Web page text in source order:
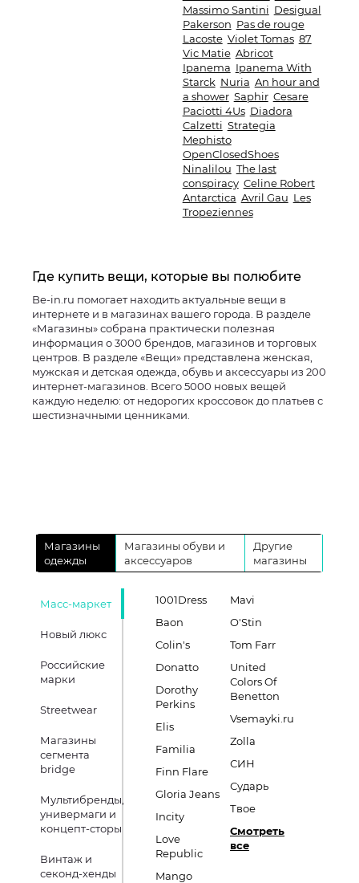
Massimo Santini Desigual
Pakerson Pas de rouge
Lacoste Violet Tomas 87
Vic Matie Abricot
Ipanema Ipanema With
Starck Nuria An hour and
a shower Saphir Cesare
Paciotti 4Us Diadora
Calzetti Strategia
Mephisto
OpenClosedShoes
Ninalilou The last
conspiracy Celine Robert
Antarctica Avril Gau Les
Tropeziennes
Где купить вещи, которые вы полюбите
Be-in.ru помогает находить актуальные вещи в
интернете и в магазинах вашего города. В разделе
«Магазины» собрана практически полезная
информация о 3000 брендов, магазинов и торговых
центров. В разделе «Вещи» представлена женская,
мужская и детская одежда, обувь и аксессуары из 200
интернет-магазинов. Всего 5000 новых вещей
каждую неделю: от недорогих кроссовок до платьев с
шестизначными ценниками.
Магазины
одежды
Магазины обуви и
аксессуаров
Другие
магазины
Масс-маркет
Новый люкс
Российские
марки
Streetwear
Магазины
сегмента
bridge
Мультибренды,
универмаги и
концепт-сторы
Винтаж и
секонд-хенды
1001Dress
Baon
Colin's
Donatto
Dorothy
Perkins
Elis
Familia
Finn Flare
Gloria Jeans
Incity
Love
Republic
Mango
Mavi
O'Stin
Tom Farr
United
Colors Of
Benetton
Vsemayki.ru
Zolla
СИН
Сударь
Твое
Смотреть
все